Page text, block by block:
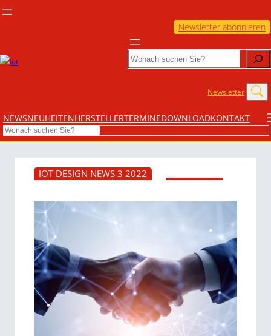
Newsletter abonnieren
Search
Newsletter
NEWSNEUHEITENHERSTELLERTERMINEDOWNLOADKONTAKT
Search
IOT DESIGN NEWS 3 2022